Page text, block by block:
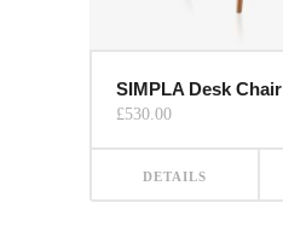
SIMPLA Desk Chair
£530.00
DETAILS